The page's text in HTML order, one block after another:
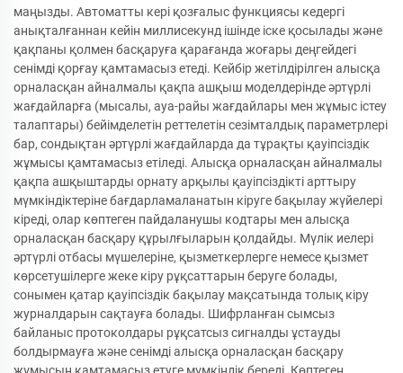
маңызды. Автоматты кері қозғалыс функциясы кедергі
анықталғаннан кейін миллисекунд ішінде іске қосылады және
қақпаны қолмен басқаруға қарағанда жоғары деңгейдегі
сенімді қорғау қамтамасыз етеді. Кейбір жетілдірілген алысқа
орналасқан айналмалы қақпа ашқыш моделдерінде әртүрлі
жағдайларға (мысалы, ауа-райы жағдайлары мен жұмыс істеу
талаптары) бейімделетін реттелетін сезімталдық параметрлері
бар, сондықтан әртүрлі жағдайларда да тұрақты қауіпсіздік
жұмысы қамтамасыз етіледі. Алысқа орналасқан айналмалы
қақпа ашқыштарды орнату арқылы қауіпсіздікті арттыру
мүмкіндіктеріне бағдарламаланатын кіруге бақылау жүйелері
кіреді, олар көптеген пайдаланушы кодтары мен алысқа
орналасқан басқару құрылғыларын қолдайды. Мүлік иелері
әртүрлі отбасы мүшелеріне, қызметкерлерге немесе қызмет
көрсетушілерге жеке кіру рұқсаттарын беруге болады,
сонымен қатар қауіпсіздік бақылау мақсатында толық кіру
журналдарын сақтауға болады. Шифрланған сымсыз
байланыс протоколдары рұқсатсыз сигналды ұстауды
болдырмауға және сенімді алысқа орналасқан басқару